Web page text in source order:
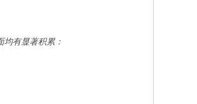
有显著积累：